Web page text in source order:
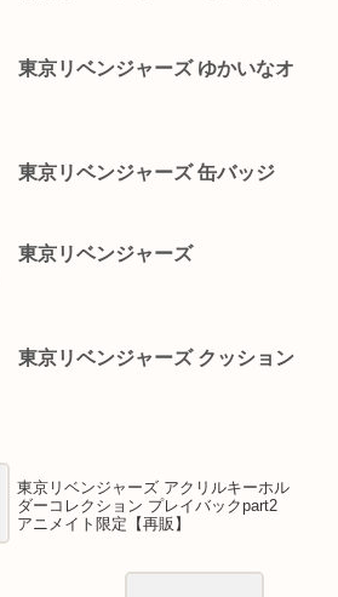
東京リベンジャーズ ゆかいなオ
東京リベンジャーズ 缶バッジ
東京リベンジャーズ
東京リベンジャーズ クッション
東京リベンジャーズ アクリルキーホル
ダーコレクション プレイバックpart2
アニメイト限定【再販】